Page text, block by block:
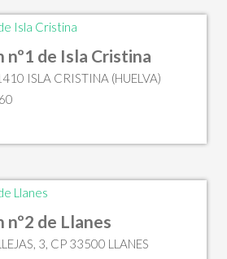
de Isla Cristina
ISLA CRISTINA (HUELVA)
de Llanes
3, CP 33500 LLANES